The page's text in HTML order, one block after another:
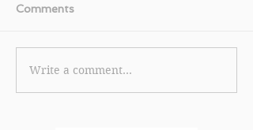
《health.ESDlife健康網
購優惠》購指定身體檢查
Comments
Write a comment...